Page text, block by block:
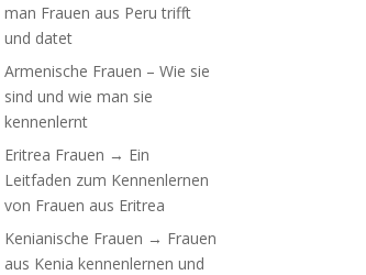
man Frauen aus Peru trifft
und datet
Armenische Frauen – Wie sie
sind und wie man sie
kennenlernt
Eritrea Frauen → Ein
Leitfaden zum Kennenlernen
von Frauen aus Eritrea
Kenianische Frauen → Frauen
aus Kenia kennenlernen und